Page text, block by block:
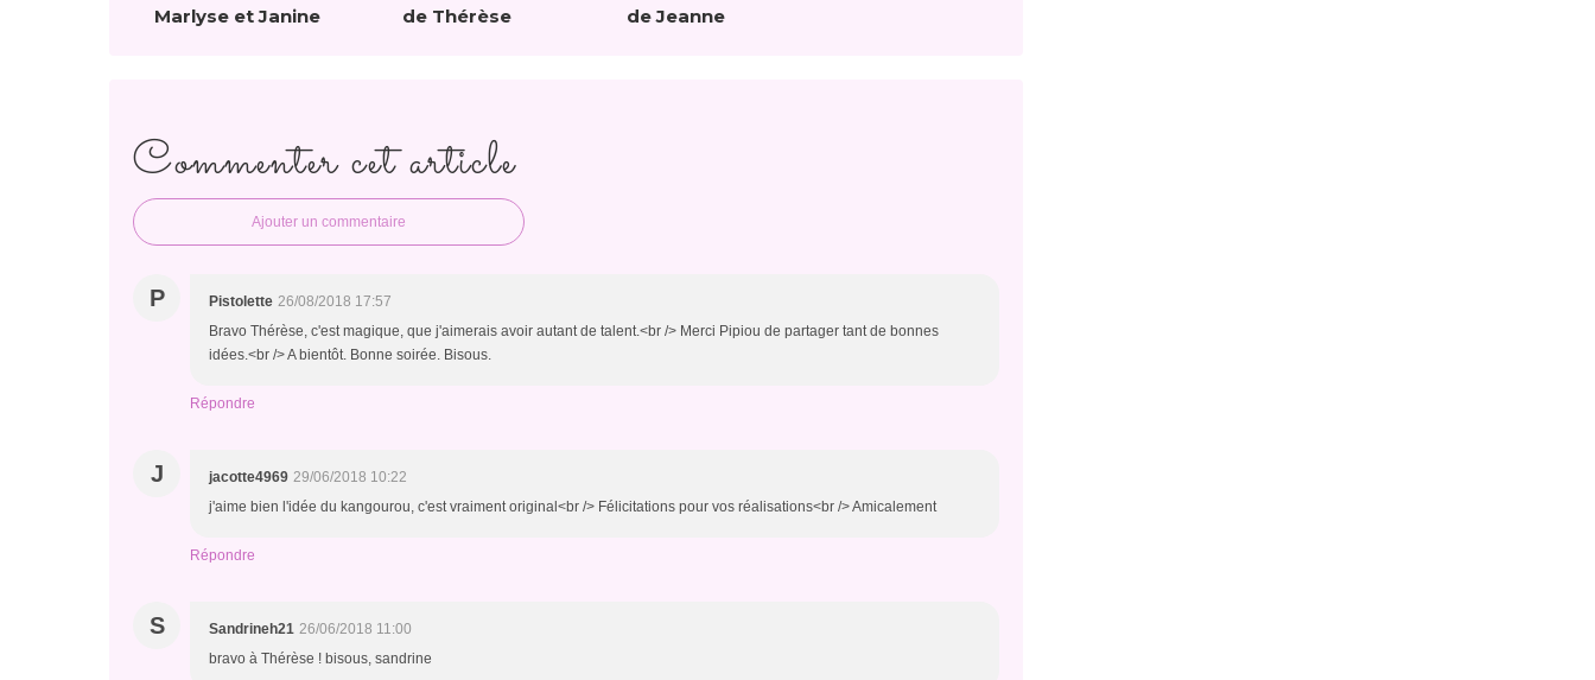
Marlyse et Janine
de Thérèse
de Jeanne
Commenter cet article
Ajouter un commentaire
P Pistolette 26/08/2018 17:57
Bravo Thérèse, c'est magique, que j'aimerais avoir autant de talent.<br /> Merci Pipiou de partager tant de bonnes
idées.<br /> A bientôt. Bonne soirée. Bisous.
Répondre
J jacotte4969 29/06/2018 10:22
j'aime bien l'idée du kangourou, c'est vraiment original<br /> Félicitations pour vos réalisations<br /> Amicalement
Répondre
S Sandrineh21 26/06/2018 11:00
bravo à Thérèse ! bisous, sandrine